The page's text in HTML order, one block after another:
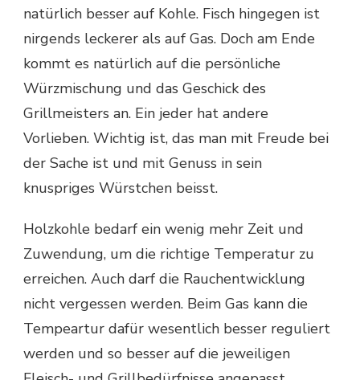
natürlich besser auf Kohle. Fisch hingegen ist
nirgends leckerer als auf Gas. Doch am Ende
kommt es natürlich auf die persönliche
Würzmischung und das Geschick des
Grillmeisters an. Ein jeder hat andere
Vorlieben. Wichtig ist, das man mit Freude bei
der Sache ist und mit Genuss in sein
knuspriges Würstchen beisst.
Holzkohle bedarf ein wenig mehr Zeit und
Zuwendung, um die richtige Temperatur zu
erreichen. Auch darf die Rauchentwicklung
nicht vergessen werden. Beim Gas kann die
Tempeartur dafür wesentlich besser reguliert
werden und so besser auf die jeweiligen